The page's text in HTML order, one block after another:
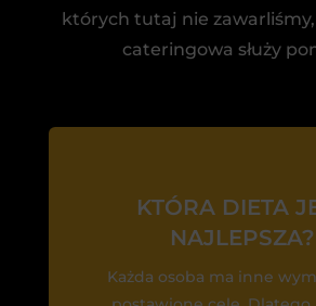
których tutaj nie
cateringowa służy
KTÓRA DIETA
NAJLEPSZA?
Każda osoba ma inne